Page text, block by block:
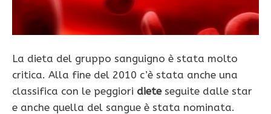
La dieta del gruppo sanguigno è stata molto
critica. Alla fine del 2010 c’è stata anche una
classifica con le peggiori diete seguite dalle star
e anche quella del sangue è stata nominata.